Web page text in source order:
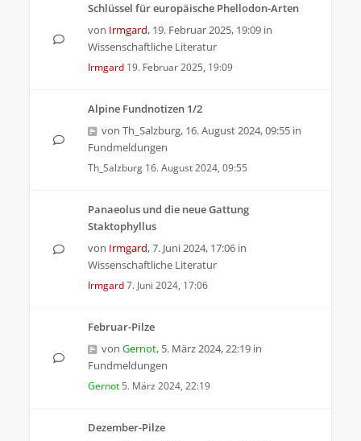
Schlüssel für europäische Phellodon-Arten
von Irmgard, 19. Februar 2025, 19:09 in
Wissenschaftliche Literatur
Irmgard 19. Februar 2025, 19:09
Alpine Fundnotizen 1/2
von Th_Salzburg, 16. August 2024, 09:55 in
Fundmeldungen
Th_Salzburg 16. August 2024, 09:55
Panaeolus und die neue Gattung
Staktophyllus
von Irmgard,7. Juni 2024, 17:06 in
Wissenschaftliche Literatur
Irmgard7. Juni 2024, 17:06
Februar-Pilze
von Gernot, 5. März 2024, 22:19 in
Fundmeldungen
Gernot 5. März 2024, 22:19
Dezember-Pilze